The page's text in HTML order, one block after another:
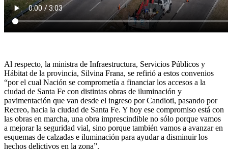
Al respecto, la ministra de Infraestructura, Servicios Públicos y
Hábitat de la provincia, Silvina Frana, se refirió a estos convenios
“por el cual Nación se comprometía a financiar los accesos a la
ciudad de Santa Fe con distintas obras de iluminación y
pavimentación que van desde el ingreso por Candioti, pasando por
Recreo, hacia la ciudad de Santa Fe. Y hoy ese compromiso está con
las obras en marcha, una obra imprescindible no sólo porque vamos
a mejorar la seguridad vial, sino porque también vamos a avanzar en
esquemas de calzadas e iluminación para ayudar a disminuir los
hechos delictivos en la zona”.